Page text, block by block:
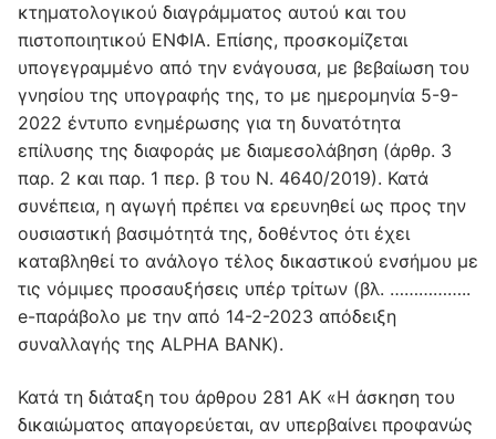
κτηματολογικού διαγράμματος αυτού και του
πιστοποιητικού ΕΝΦΙΑ. Επίσης, προσκομίζεται
υπογεγραμμένο από την ενάγουσα, με βεβαίωση του
γνησίου της υπογραφής της, το με ημερομηνία 5-9-
2022 έντυπο ενημέρωσης για τη δυνατότητα
επίλυσης της διαφοράς με διαμεσολάβηση (άρθρ. 3
παρ. 2 και παρ. 1 περ. β του Ν. 4640/2019). Κατά
συνέπεια, η αγωγή πρέπει να ερευνηθεί ως προς την
ουσιαστική βασιμότητά της, δοθέντος ότι έχει
καταβληθεί το ανάλογο τέλος δικαστικού ενσήμου με
τις νόμιμες προσαυξήσεις υπέρ τρίτων (βλ. ……………..
e-παράβολο με την από 14-2-2023 απόδειξη
συναλλαγής της ALPHA BANK).
Κατά τη διάταξη του άρθρου 281 ΑΚ «Η άσκηση του
δικαιώματος απαγορεύεται, αν υπερβαίνει προφανώς